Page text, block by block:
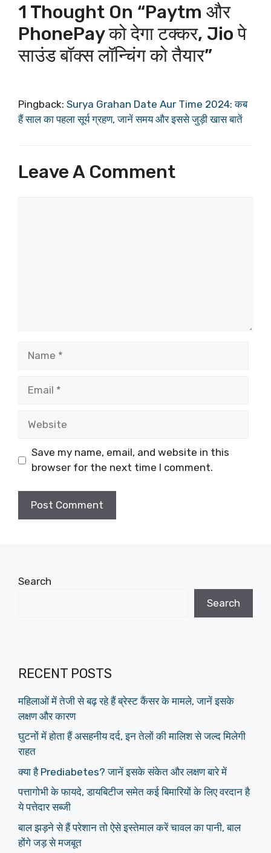
1 Thought On “Paytm और
PhonePay को देगा टक्कर, Jio पे
साउंड बॉक्स लॉन्चिंग को तैयार”
Pingback: Surya Grahan Date Aur Time 2024: कब
हैं साल का पहला सूर्य ग्रहण, जानें समय और इससे जुड़ी खास बातें
Leave A Comment
Save my name, email, and website in this
browser for the next time I comment.
Search
Search
RECENT POSTS
महिलाओं में तेजी से बढ़ रहे हैं ब्रेस्ट कैंसर के मामले, जानें इसके
लक्षण और कारण
घुटनों में होता हैं असहनीय दर्द, इन तेलों की मालिश से जल्द मिलेगी
राहत
क्या है Prediabetes? जानें इसके संकेत और लक्षण बारे में
पत्तागोभी के फायदे, डायबिटीज समेत कई बिमारियों के लिए वरदान है
ये पत्तेदार सब्जी
बाल झड़ने से हैं परेशान तो ऐसे इस्तेमाल करें चावल का पानी, बाल
होंगे जड़ से मजबूत